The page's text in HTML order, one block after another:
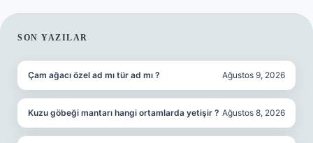
SIDEBAR
SON YAZILAR
Çam ağacı özel ad mı tür ad mı ? Ağustos 9, 2026
Kuzu göbeği mantarı hangi ortamlarda yetişir ? Ağustos 8, 2026